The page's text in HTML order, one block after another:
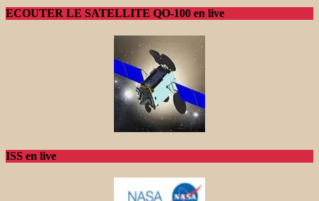
ECOUTER LE SATELLITE QO-100 en live
ISS en live